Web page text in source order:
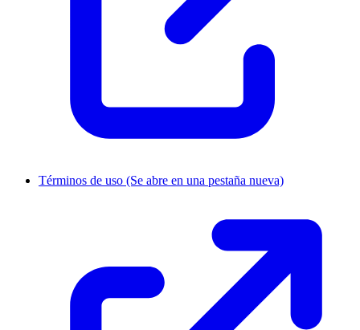
Términos de uso (Se abre en una pestaña nueva)